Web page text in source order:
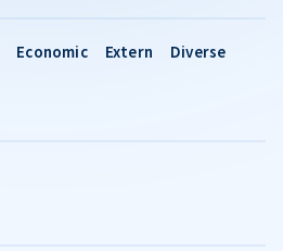
Economic Extern Diverse